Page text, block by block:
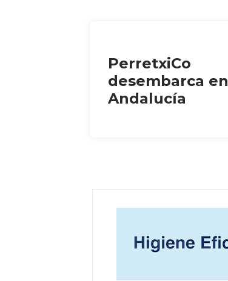
PerretxiCo
desembarca en
Andalucía